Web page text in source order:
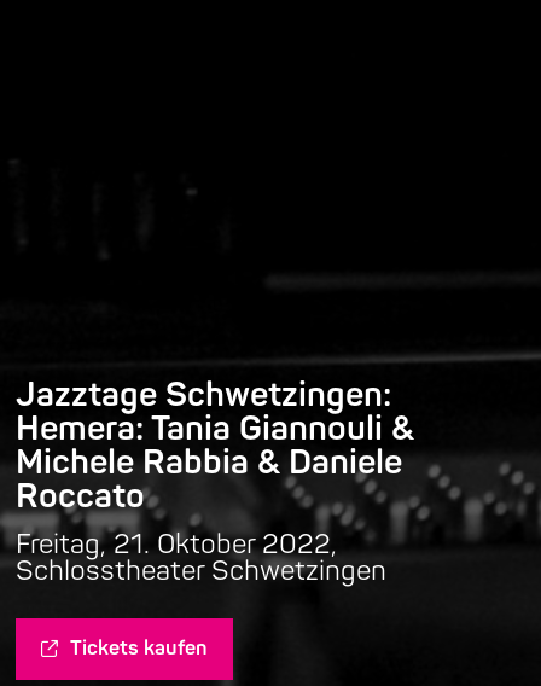
Jazztage Schwetzingen:
Hemera: Tania Giannouli &
Michele Rabbia & Daniele
Roccato
Freitag, 21. Oktober 2022,
Schlosstheater Schwetzingen
Tickets kaufen